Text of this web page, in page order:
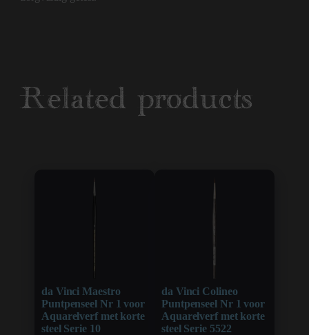
Related products
da Vinci Maestro
Puntpenseel Nr 1 voor
Aquarelverf met korte
steel Serie 10
da Vinci Colineo
Puntpenseel Nr 1 voor
Aquarelverf met korte
steel Serie 5522